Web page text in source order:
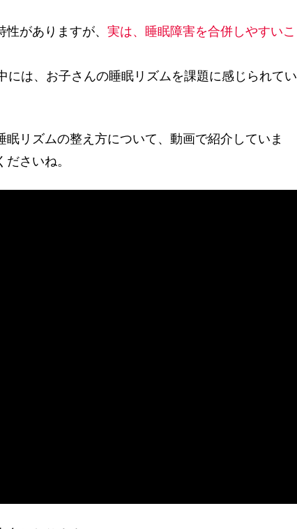
がありますが、 実は、睡眠障害を合併しやすいこ
は、お子さんの睡眠リズムを課題に感じられてい
リズムの整え方について、 動画で紹介していま
さいね。